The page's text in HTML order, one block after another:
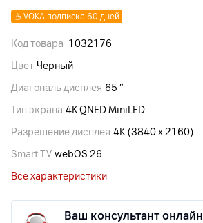
VOKA подписка 60 дней
Код товара 1032176
Цвет Черный
Диагональ дисплея 65 ″
Тип экрана 4K QNED MiniLED
Разрешение дисплея 4K (3840 x 2160)
Smart TV webOS 26
Все характеристики
Ваш консультант онлайн